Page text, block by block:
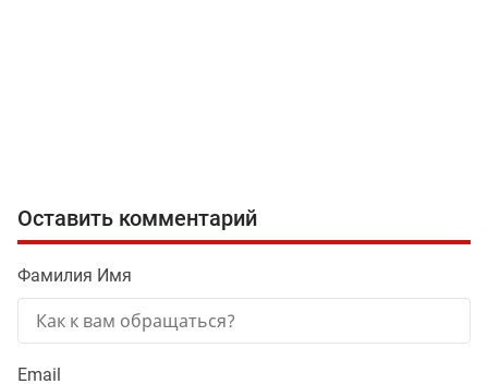
Оставить комментарий
Фамилия Имя
Email